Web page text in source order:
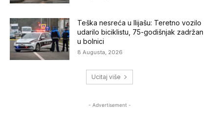
Teška nesreća u Ilijašu: Teretno vozilo
udarilo biciklistu, 75-godišnjak zadržan
u bolnici
8 Augusta, 2026
Ucitaj više
- Advertisement -